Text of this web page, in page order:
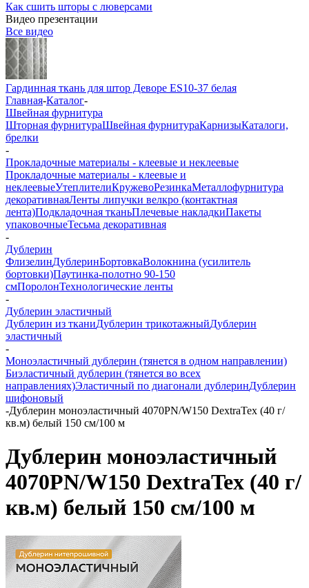
Как сшить шторы с люверсами
Видео презентации
Все видео
Гардинная ткань для штор Деворе ES10-37 белая
Главная-Каталог-
Швейная фурнитура
Шторная фурнитураШвейная фурнитураКарнизыКаталоги,
брелки
-
Прокладочные материалы - клеевые и неклеевые
Прокладочные материалы - клеевые и
неклеевыеУтеплителиКружевоРезинкаМеталлофурнитура
декоративнаяЛенты липучки велкро (контактная
лента)Подкладочная тканьПлечевые накладкиПакеты
упаковочныеТесьма декоративная
-
Дублерин
ФлизелинДублеринБортовкаВолокнина (усилитель
бортовки)Паутинка-полотно 90-150
смПоролонТехнологические ленты
-
Дублерин эластичный
Дублерин из тканиДублерин трикотажныйДублерин
эластичный
-
Моноэластичный дублерин (тянется в одном направлении)
Биэластичный дублерин (тянется во всех
направлениях)Эластичный по диагонали дублеринДублерин
шифоновый
-Дублерин моноэластичный 4070PN/W150 DextraTex (40 г/
кв.м) белый 150 см/100 м
Дублерин моноэластичный
4070PN/W150 DextraTex (40 г/
кв.м) белый 150 см/100 м